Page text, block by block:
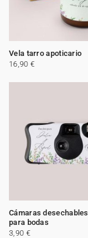
Vela tarro apoticario
16,90 €
Cámaras desechables
para bodas
3,90 €